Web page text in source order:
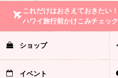
これだけはおさえておきたい！
ハワイ旅行前かけこみチェック
ショップ
イベント